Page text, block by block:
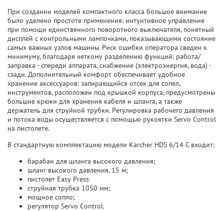
При создании моделей компактного класса большое внимание
было уделено простоте применения: интуитивное управление
при помощи единственного поворотного выключателя, понятный
дисплей с контрольными лампочками, показывающими состояние
самых важных узлов машины. Риск ошибки оператора сведен к
минимуму, благодаря четкому разделению функций: работа/
заправка - спереди аппарата, снабжение (электроэнергия, вода) -
сзади. Дополнительный комфорт обеспечивает удобное
хранение аксессуаров: запирающийся отсек для сопел,
инструментов, расположен под крышкой корпуса, предусмотрены
большие крюки для хранения кабеля и шланга, а также
держатель для струйной трубки. Регулировка рабочего давления
и потока воды осуществляется с помощью рукоятки Servo Control
на пистолете.
В стандартную комплектацию модели Karcher HDS 6/14 C входит:
барабан для шланга высокого давления;
шланг высокого давления, 15 м;
пистолет Easy Press
струйная трубка 1050 мм;
мощное сопло;
регулятор Servo Control.